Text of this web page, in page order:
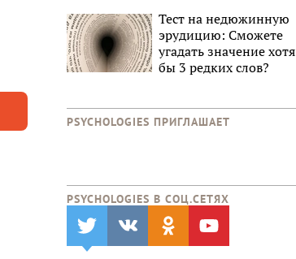
Тест на недюжинную
эрудицию: Сможете
угадать значение хотя
бы 3 редких слов?
PSYCHOLOGIES ПРИГЛАШАЕТ
PSYCHOLOGIES В CОЦ.СЕТЯХ